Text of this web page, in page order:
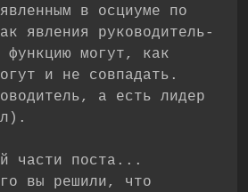
в осциуме по
явления руководитель-
могут, как
и не совпадать.
а есть лидер
части поста...
вы решили, что